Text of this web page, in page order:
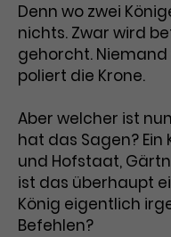
Name
Anbieter
Laufzeit 1
Das ist
Name
Anbieter Google
Laufzeit 3
Zweck
Denn wo zwei
nichts. Zwar wird
gehorcht.
poliert die Krone.
Aber welcher ist
hat das Sagen? Ein
und Hofstaat,
ist das überhaupt
König eigentlich
Befehlen?